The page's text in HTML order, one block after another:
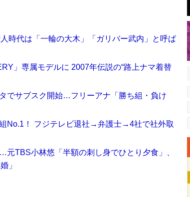
時代は「一輪の大木」「ガリバー武内」と呼ば
」専属モデルに 2007年伝説の“路上ナマ着替
でサブスク開始…フリーアナ「勝ち組・負け
No.1！ フジテレビ退社→弁護士→4社で社外取
元TBS小林悠「半額の刺し身でひとり夕食」、
」